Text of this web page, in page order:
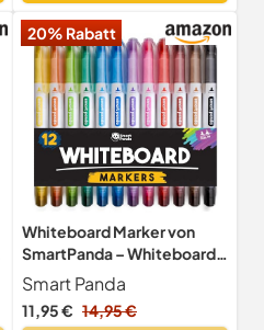
20% Rabatt
Whiteboard Marker von
SmartPanda – Whiteboard
Stifte, Folienstift
Abwischbar -
Doppelspitze, Breite und
Smart Panda
11,95 € 14,95 €